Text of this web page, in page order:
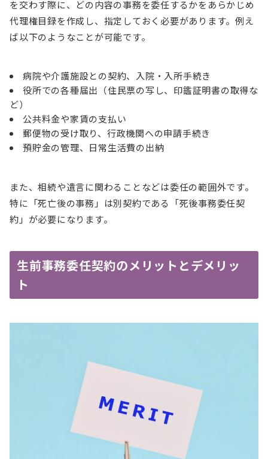
を交わす際に、どの内容の事務を委任するかをあらかじめ
代理権目録を作成し、指定しておく必要があります。例え
ば以下のようなことが可能です。
病院や介護施設との契約、入院・入所手続き
役所での各種届出（住民票の写し、印鑑証明書の取得な
ど）
公共料金や家賃の支払い
郵便物の受け取り、行政機関への申請手続き
預貯金の管理、日常生活費の出納
また、相続や遺言に関わることなどは委任の範囲外です。
特に「死亡後の事務」は別契約である「死後事務委任契
約」が必要になります。
生前事務委任契約のメリットとデメリッ
ト